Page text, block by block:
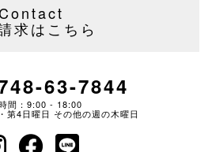
求はこちら
63-7844
間：9:00 - 18:00
第4日曜日 その他の週の木曜日